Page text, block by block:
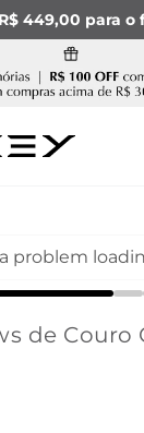
449,00 para o
problem
de Couro